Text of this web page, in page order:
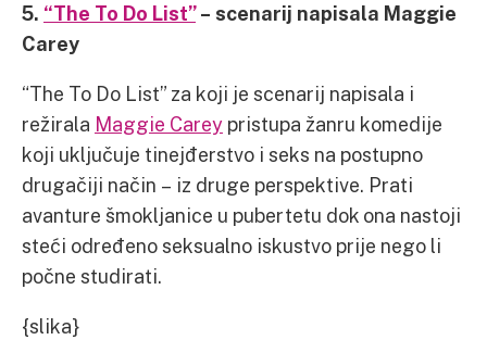
5. “The To Do List”– scenarij napisala Maggie
Carey
“The To Do List” za koji je scenarij napisala i
režirala Maggie Carey pristupa žanru komedije
koji uključuje tinejđerstvo i seks na postupno
drugačiji način – iz druge perspektive. Prati
avanture šmokljanice u pubertetu dok ona nastoji
steći određeno seksualno iskustvo prije nego li
počne studirati.
{slika}